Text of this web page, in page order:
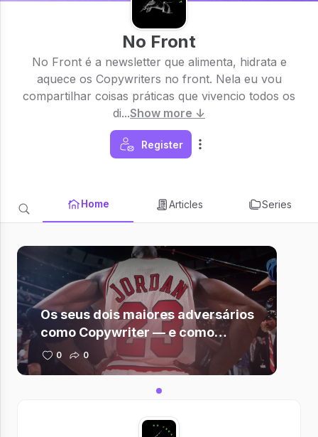
No Front
No Front é a newsletter que alimenta, hidrata e
aquece os Copywriters no front. Nela eu vou
compartilhar coisas práticas que vivencio todos os
di...Show more ↓
Register
Home Articles Series
Os seus dois maiores adversários
como Copywriter — e como
Jordan os venceria.
0 0